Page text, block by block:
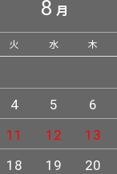
8 月
火 水 木
4 5 6
11 12 13
18 19 20